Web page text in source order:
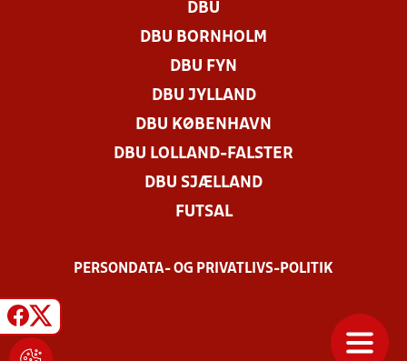
DBU
DBU BORNHOLM
DBU FYN
DBU JYLLAND
DBU KØBENHAVN
DBU LOLLAND-FALSTER
DBU SJÆLLAND
FUTSAL
PERSONDATA- OG PRIVATLIVS-POLITIK